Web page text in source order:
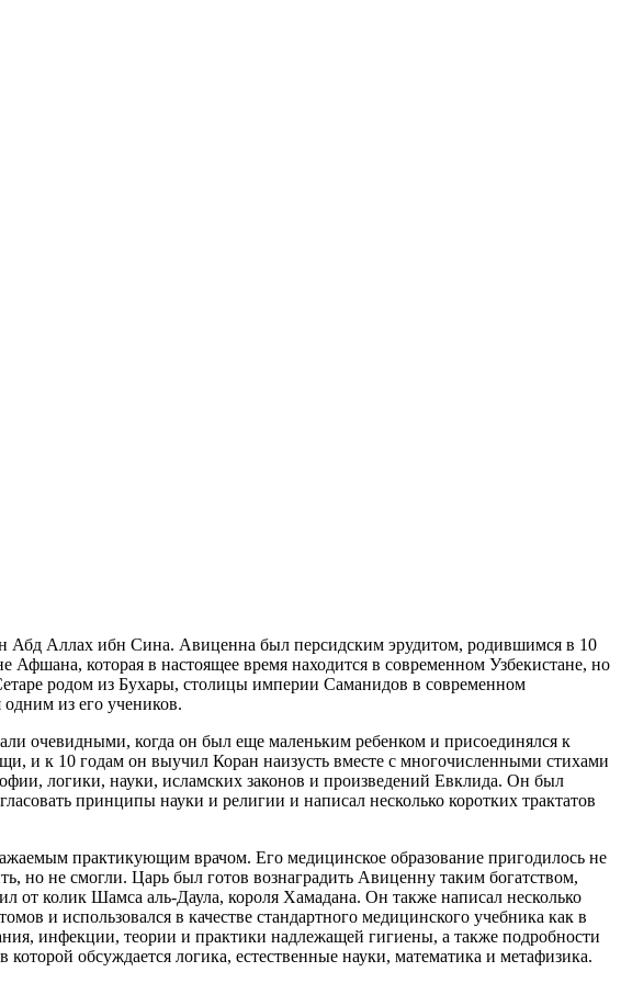
Абд Аллах ибн Сина. Авиценна был персидским эрудитом, родившимся в 10
которая в настоящее время находится в современном Узбекистане, но
родом из Бухары, столицы империи Саманидов в современном
из его учеников.
очевидными, когда он был еще маленьким ребенком и присоединялся к
и к 10 годам он выучил Коран наизусть вместе с многочисленными стихами
логики, науки, исламских законов и произведений Евклида. Он был
принципы науки и религии и написал несколько коротких трактатов
практикующим врачом. Его медицинское образование пригодилось не
но не смогли. Царь был готов вознаградить Авиценну таким богатством,
от колик Шамса аль-Даула, короля Хамадана. Он также написал несколько
и использовался в качестве стандартного медицинского учебника как в
инфекции, теории и практики надлежащей гигиены, а также подробности
обсуждается логика, естественные науки, математика и метафизика.